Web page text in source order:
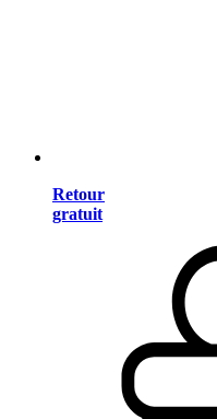
Retour
gratuit